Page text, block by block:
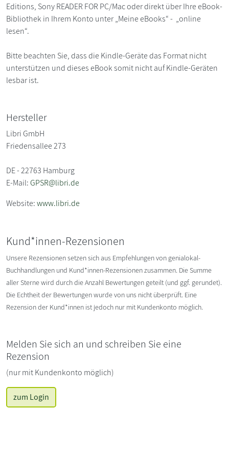
Editions, Sony READER FOR PC/Mac oder direkt über Ihre eBook-
Bibliothek in Ihrem Konto unter „Meine eBooks“ - „online
lesen“.
Bitte beachten Sie, dass die Kindle-Geräte das Format nicht
unterstützen und dieses eBook somit nicht auf Kindle-Geräten
lesbar ist.
Hersteller
Libri GmbH
Friedensallee 273
DE - 22763 Hamburg
E-Mail:GPSR@libri.de
Website:www.libri.de
Kund*innen-Rezensionen
Unsere Rezensionen setzen sich aus Empfehlungen von genialokal-
Buchhandlungen und Kund*innen-Rezensionen zusammen. Die Summe
aller Sterne wird durch die Anzahl Bewertungen geteilt (und ggf. gerundet).
Die Echtheit der Bewertungen wurde von uns nicht überprüft. Eine
Rezension der Kund*innen ist jedoch nur mit Kundenkonto möglich.
Melden Sie sich an und schreiben Sie eine
Rezension
(nur mit Kundenkonto möglich)
zum Login